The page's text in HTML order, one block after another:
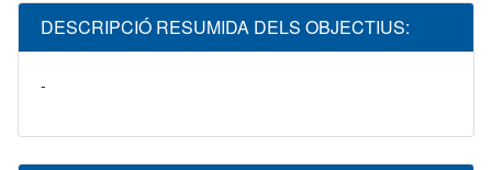
DESCRIPCIÓ RESUMIDA DELS OBJECTIUS:
-